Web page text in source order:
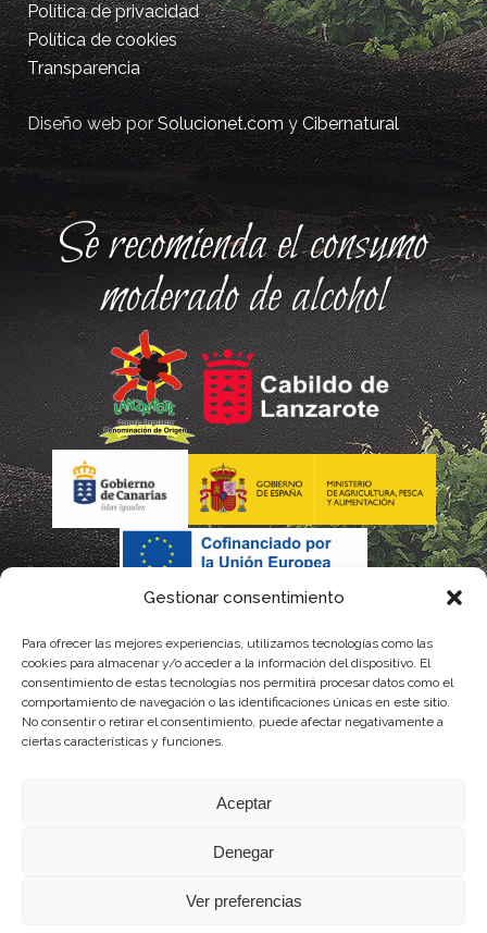
Gestionar consentimiento
Para ofrecer las mejores experiencias, utilizamos tecnologías como las
cookies para almacenar y/o acceder a la información del dispositivo. El
consentimiento de estas tecnologías nos permitirá procesar datos como el
comportamiento de navegación o las identificaciones únicas en este sitio.
No consentir o retirar el consentimiento, puede afectar negativamente a
ciertas características y funciones.
Aceptar
Denegar
Ver preferencias
Política de privacidad
Política de cookies
Transparencia
Diseño web porSolucionet.comyCibernatural
Se recomienda el consumo
moderado de alcohol
La gestión de la DOP Lanzarote realizada por este Consejo Regulador es financiada,
con fondos provenientes del presupuesto de gastos del Instituto Canario de
Calidad Agroalimentaria